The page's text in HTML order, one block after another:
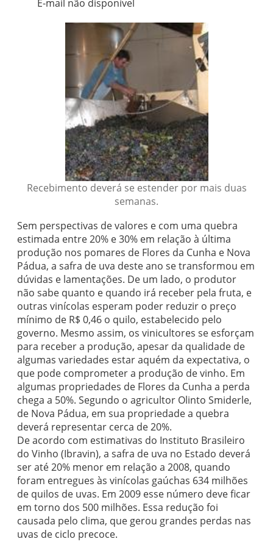
E-mail não disponível
Recebimento deverá se estender por mais duas
semanas.
Sem perspectivas de valores e com uma quebra
estimada entre 20% e 30% em relação à última
produção nos pomares de Flores da Cunha e Nova
Pádua, a safra de uva deste ano se transformou em
dúvidas e lamentações. De um lado, o produtor
não sabe quanto e quando irá receber pela fruta, e
outras vinícolas esperam poder reduzir o preço
mínimo de R$ 0,46 o quilo, estabelecido pelo
governo. Mesmo assim, os vinicultores se esforçam
para receber a produção, apesar da qualidade de
algumas variedades estar aquém da expectativa, o
que pode comprometer a produção de vinho. Em
algumas propriedades de Flores da Cunha a perda
chega a 50%. Segundo o agricultor Olinto Smiderle,
de Nova Pádua, em sua propriedade a quebra
deverá representar cerca de 20%.
De acordo com estimativas do Instituto Brasileiro
do Vinho (Ibravin), a safra de uva no Estado deverá
ser até 20% menor em relação a 2008, quando
foram entregues às vinícolas gaúchas 634 milhões
de quilos de uvas. Em 2009 esse número deve ficar
em torno dos 500 milhões. Essa redução foi
causada pelo clima, que gerou grandes perdas nas
uvas de ciclo precoce.